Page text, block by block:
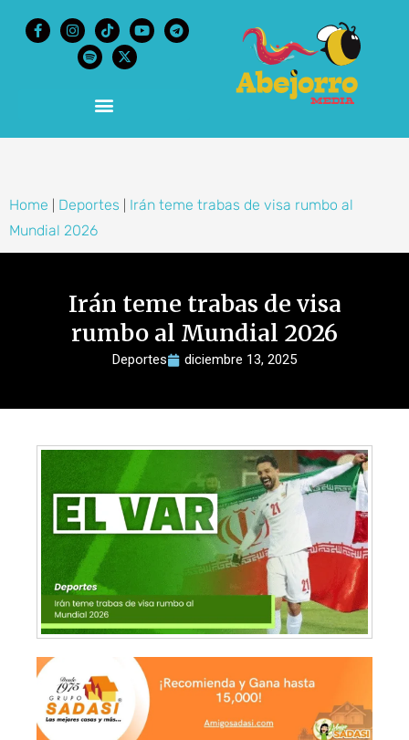
Home Deportes
Irán teme trabas de visa rumbo al
Mundial 2026
Irán teme trabas de visa
rumbo al Mundial 2026
Deportes diciembre 13, 2025